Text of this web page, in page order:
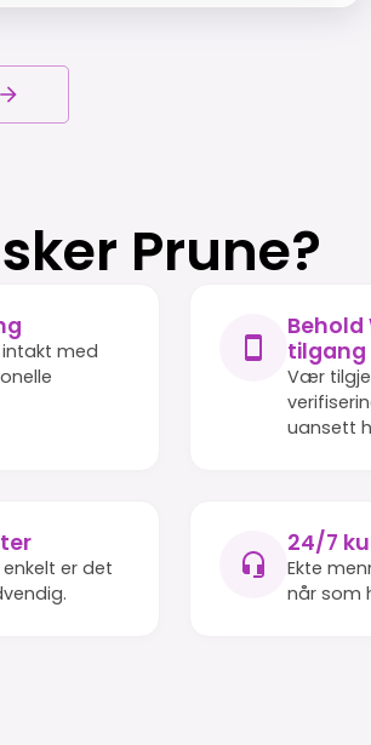
Prune?
med
Behold
tilgang
Vær
uansett
er det
24/7
Ekte
når som